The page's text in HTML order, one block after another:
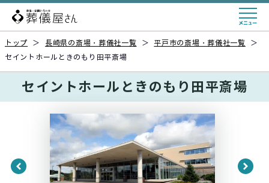
トップ ＞ 長崎県の斎場・葬儀社一覧 ＞ 平戸市の斎場・葬儀社一覧
＞
セイントホールときのもり田平斎場
セイントホールときのもり田平斎場